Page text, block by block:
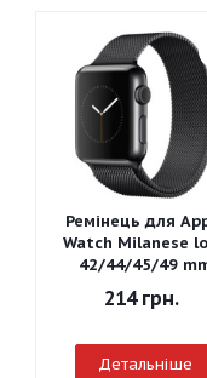
Ремінець для
Watch Milanese
42/44/45/49
(Чорний)
214грн.
Детальніше